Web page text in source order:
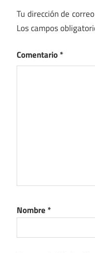
Tu dirección de
Los campos
Comentario*
Nombre *